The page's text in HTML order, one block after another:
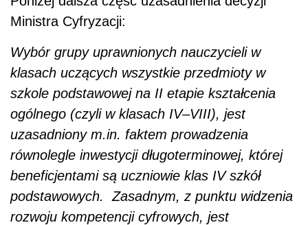
Ministra Cyfryzacji:
Wybór grupy uprawnionych nauczycieli w
klasach uczących wszystkie przedmioty w
szkole podstawowej na II etapie kształcenia
ogólnego (czyli w klasach IV–VIII), jest
uzasadniony m.in. faktem prowadzenia
równolegle inwestycji długoterminowej, której
beneficjentami są uczniowie klas IV szkół
podstawowych. Zasadnym, z punktu widzenia
rozwoju kompetencji cyfrowych, jest